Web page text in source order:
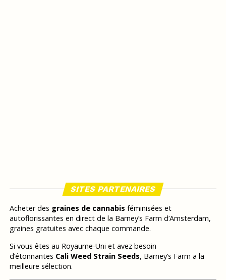
SITES PARTENAIRES
Acheter des graines de cannabis féminisées et
autoflorissantes en direct de la Barney’s Farm d’Amsterdam,
graines gratuites avec chaque commande.
Si vous êtes au Royaume-Uni et avez besoin
d’étonnantes Cali Weed Strain Seeds, Barney’s Farm a la
meilleure sélection.